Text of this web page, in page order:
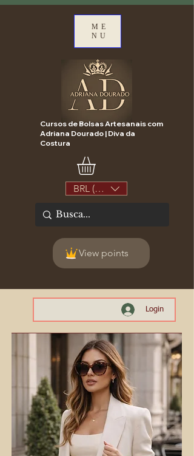
ME
NU
Cursos de Bolsas Artesanais com
Adriana Dourado | Diva da
Costura
BRL (R$)
View points
Login